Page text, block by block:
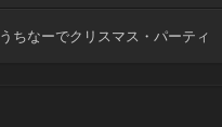
うちなーでクリスマス・パーティ